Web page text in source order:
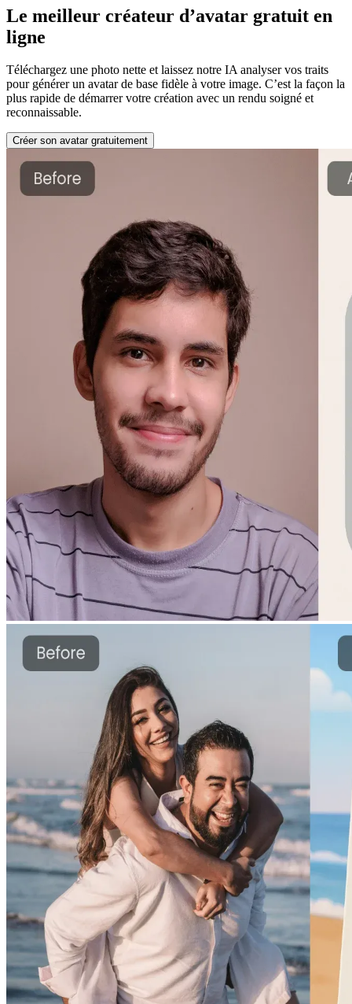
Le meilleur créateur d’avatar gratuit en
ligne
Téléchargez une photo nette et laissez notre IA analyser vos traits
pour générer un avatar de base fidèle à votre image. C’est la façon la
plus rapide de démarrer votre création avec un rendu soigné et
reconnaissable.
Créer son avatar gratuitement